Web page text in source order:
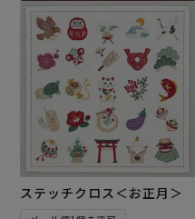
ステッチクロス＜お正月＞